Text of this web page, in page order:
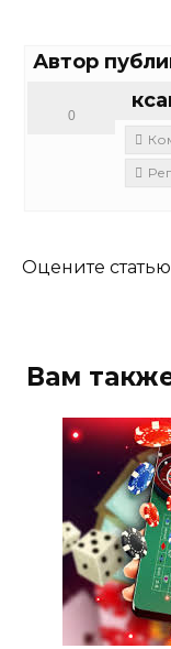
Автор
0
Оцените статью
Вам